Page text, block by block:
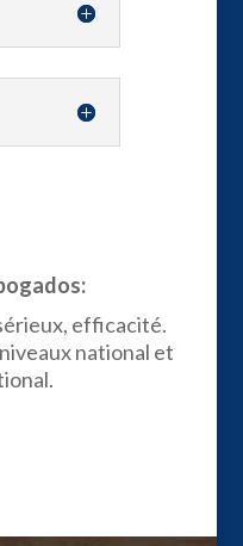
efficacité.
national et